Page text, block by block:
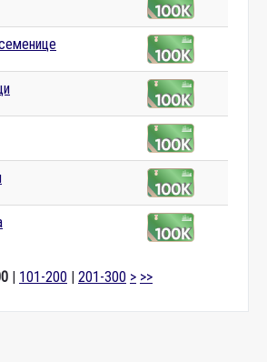
| 101-200 | 201-300 > >>